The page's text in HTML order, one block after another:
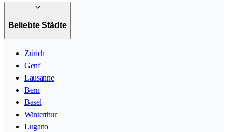
Beliebte Städte
Zürich
Genf
Lausanne
Bern
Basel
Winterthur
Lugano